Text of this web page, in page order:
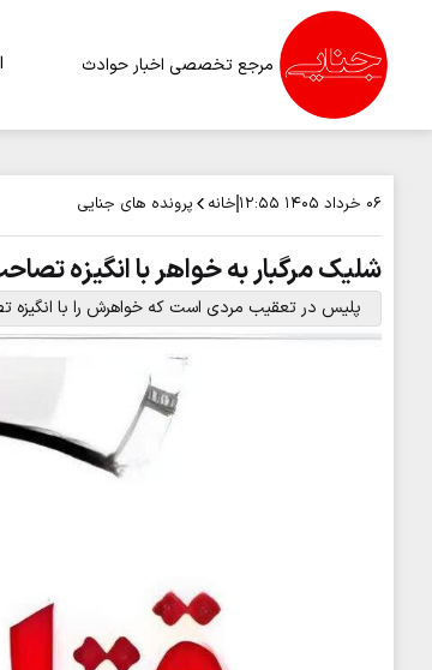
مرجع تخصصی اخبار حوادث
۰۶ خرداد ۱۴۰۵ ۱۲:۵۵ خانه پرونده های جنایی
شلیک مرگبار به خواهر با انگیزه
پلیس در تعقیب مردی است که خواهرش را با انگیزه